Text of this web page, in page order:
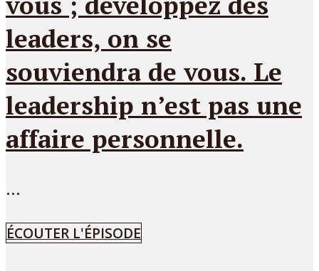
leaders, on se
souviendra de vous. Le
leadership n’est pas une
affaire personnelle.
...
ÉCOUTER L'ÉPISODE